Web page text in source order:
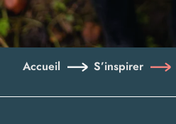
Accueil S’inspirer